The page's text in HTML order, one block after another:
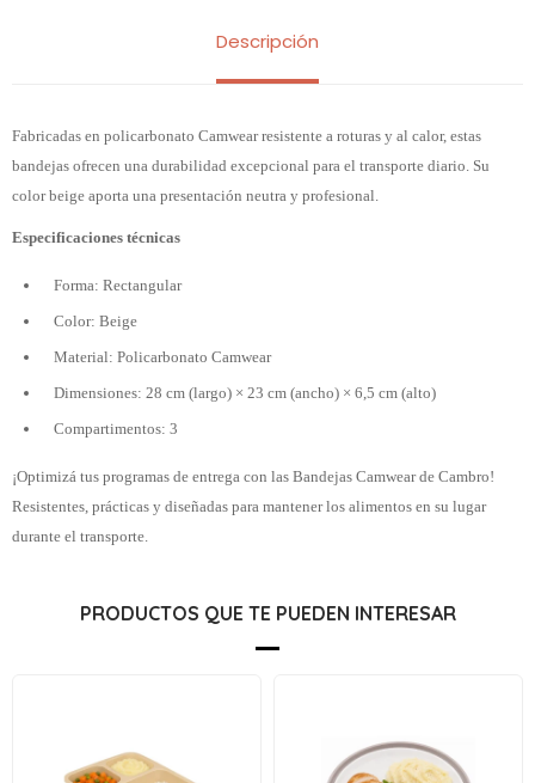
Descripción
Fabricadas en policarbonato Camwear resistente a roturas y al calor, estas
bandejas ofrecen una durabilidad excepcional para el transporte diario. Su
color beige aporta una presentación neutra y profesional.
Especificaciones técnicas
Forma: Rectangular
Color: Beige
Material: Policarbonato Camwear
Dimensiones: 28 cm (largo) × 23 cm (ancho) × 6,5 cm (alto)
Compartimentos: 3
¡Optimizá tus programas de entrega con las Bandejas Camwear de Cambro!
Resistentes, prácticas y diseñadas para mantener los alimentos en su lugar
durante el transporte.
PRODUCTOS QUE TE PUEDEN INTERESAR